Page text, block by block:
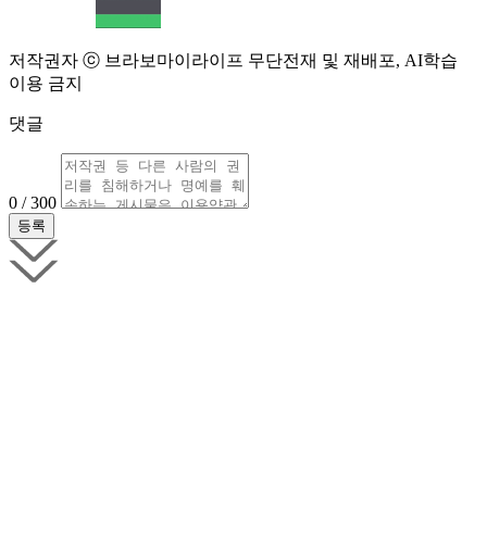
저작권자 ⓒ 브라보마이라이프 무단전재 및 재배포, AI학습
이용 금지
댓글
0 / 300